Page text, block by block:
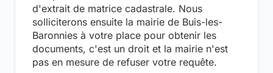
d'extrait de matrice cadastrale. Nous
solliciterons ensuite la mairie de Buis-les-
Baronnies à votre place pour obtenir les
documents, c'est un droit et la mairie n'est
pas en mesure de refuser votre requête.